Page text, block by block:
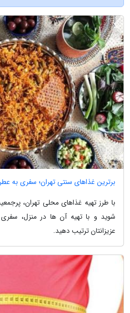
برترین غذاهای سنتی تهران؛ سفری به
با طرز تهیه غذاهای محلی تهران،
شوید و با تهیه آن ها در منزل،
عزیزانتان ترتیب دهید.